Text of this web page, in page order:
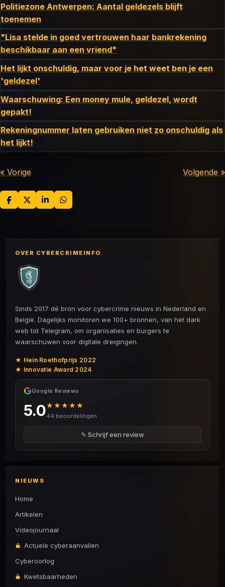
Politiezone Antwerpen: Aantal geldezels blijft
toenemen
"Lisa stelde in goed vertrouwen haar bankrekening
beschikbaar aan een vriend"
Het lijkt onschuldig, maar voor je het weet ben je een
'geldezel'
Waarschuwing: Een money mule, geldezel, wordt
gepakt!
Rekeningnummer laten gebruiken niet zo onschuldig als
het lijkt!
« Vorige Volgende »
D
e
D
e
S
h
D
e
OVER CYBERCRIMEINFO
Sinds 2017 dé bron voor cybercrime nieuws in Nederland en
België. Dagelijks monitoren we 100+ bronnen, van het dark
web tot Telegram, om organisaties en burgers te
waarschuwen voor digitale dreigingen.
★ Hein Roethofprijs 2022
★ Innovatie Award 2024
Google Reviews
5.0★★★★★
44 beoordelingen
✎ Schrijf een review
NIEUWS
Home
Artikelen
Videojournaal
Actuele cyberaanvallen
Cyberoorlog
Kwetsbaarheden